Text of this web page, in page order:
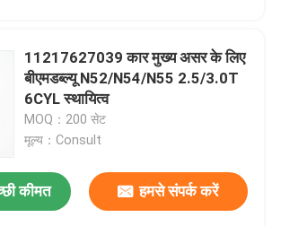
11217627039 कार मुख्य असर के लिए
बीएमडब्ल्यू N52/N54/N55 2.5/3.0T
6CYL स्थायित्व
MOQ：200 सेट
मूल्य：Consult
कीमत हमसे संपर्क करें